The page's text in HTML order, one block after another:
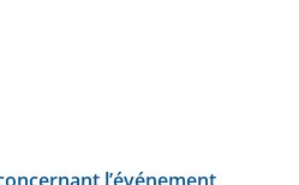
l’événement